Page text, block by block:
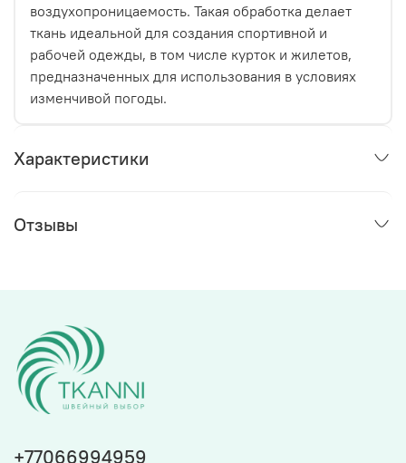
воздухопроницаемость. Такая обработка делает
ткань идеальной для создания спортивной и
рабочей одежды, в том числе курток и жилетов,
предназначенных для использования в условиях
изменчивой погоды.
Характеристики
Отзывы
+77066994959